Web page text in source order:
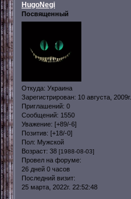
HugoNegi
Посвященный
Откуда: Украина
Зарегистрирован: 10 августа, 2009г.
Приглашений: 0
Сообщений: 1550
Уважение: [+89/-6]
Позитив: [+18/-0]
Пол: Мужской
Возраст: 38 [1988-08-03]
Провел на форуме:
26 дней 0 часов
Последний визит:
25 марта, 2022г. 22:52:48